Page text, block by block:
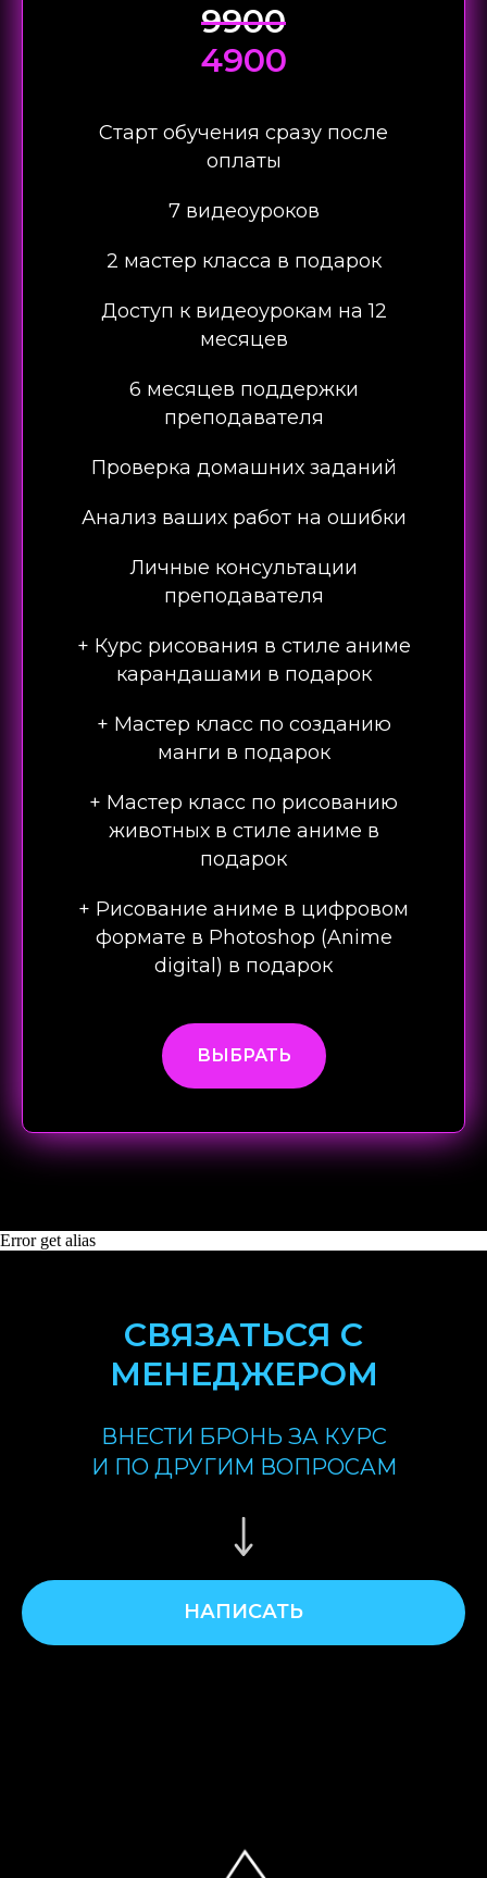
9900
4900
Старт обучения сразу после
оплаты
7 видеоуроков
2 мастер класса в подарок
Доступ к видеоурокам на 12
месяцев
6 месяцев поддержки
преподавателя
Проверка домашних заданий
Анализ ваших работ на ошибки
Личные консультации
преподавателя
+ Курс рисования в стиле аниме
карандашами в подарок
+ Мастер класс по созданию
манги в подарок
+ Мастер класс по рисованию
животных в стиле аниме в
подарок
+ Рисование аниме в цифровом
формате в Photoshop (Anime
digital) в подарок
ВЫБРАТЬ
Error get alias
СВЯЗАТЬСЯ С
МЕНЕДЖЕРОМ
ВНЕСТИ БРОНЬ ЗА КУРС
И ПО ДРУГИМ ВОПРОСАМ
НАПИСАТЬ